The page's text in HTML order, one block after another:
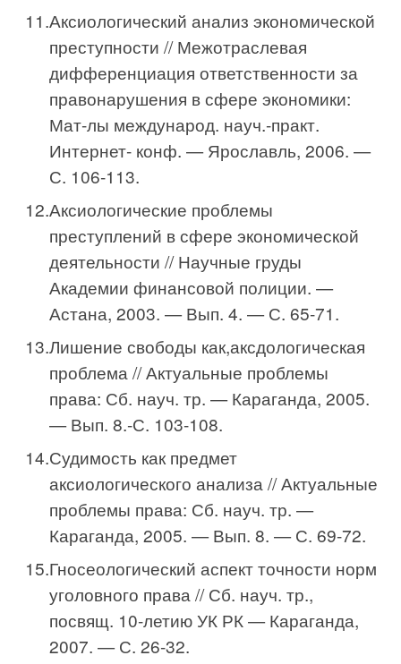
Аксиологический анализ экономической
преступ­ности // Межотраслевая
дифференциация ответственности за
правонарушения в сфере экономики:
Мат-лы международ. науч.-практ.
Интернет- конф. — Ярославль, 2006. —
С. 106-113.
Аксиологические проблемы
преступлений в сфере экономической
деятельности // Научные груды
Академии финансовой полиции. —
Астана, 2003. — Вып. 4. — С. 65-71.
Лишение свободы как,аксдологическая
проблема // Актуальные проблемы
права: Сб. науч. тр. — Караганда, 2005.
— Вып. 8.-С. 103-108.
Судимость как предмет
аксиологического анализа // Актуальные
проблемы права: Сб. науч. тр. —
Караганда, 2005. — Вып. 8. — С. 69-72.
Гносеологический аспект точности норм
уголов­ного права // Сб. науч. тр.,
посвящ. 10-летию УК РК — Караганда,
2007. — С. 26-32.